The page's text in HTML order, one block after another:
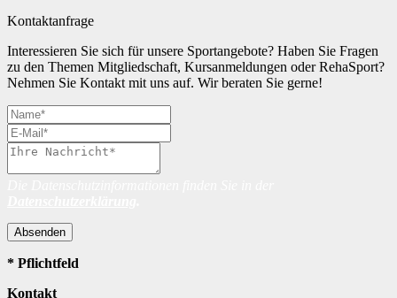
Kontaktanfrage
Interessieren Sie sich für unsere Sportangebote? Haben Sie Fragen
zu den Themen Mitgliedschaft, Kursanmeldungen oder RehaSport?
Nehmen Sie Kontakt mit uns auf. Wir beraten Sie gerne!
Absenden
* Pflichtfeld
Kontakt